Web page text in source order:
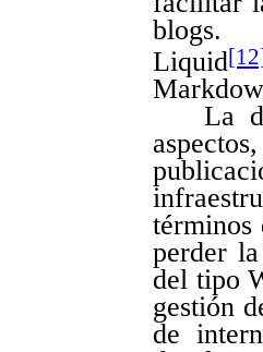
blogs.
Liquid
La
términos
perder
del tipo
gestión
de